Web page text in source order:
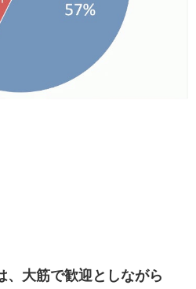
、大筋で歓迎としながら